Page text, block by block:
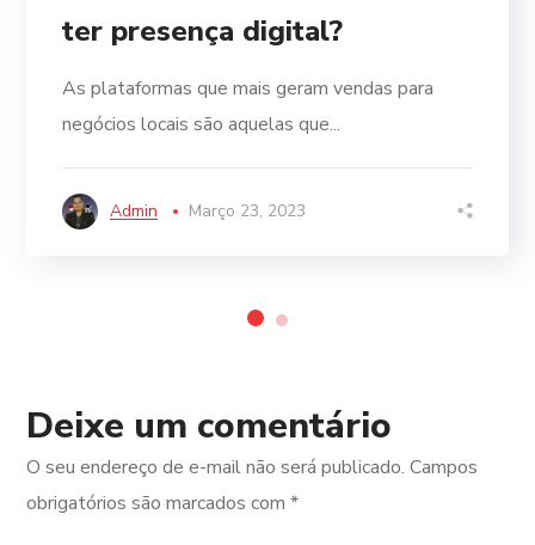
ter presença digital?
As plataformas que mais geram vendas para
negócios locais são aquelas que...
Admin Março 23, 2023
Deixe um comentário
O seu endereço de e-mail não será publicado. Campos
obrigatórios são marcados com*